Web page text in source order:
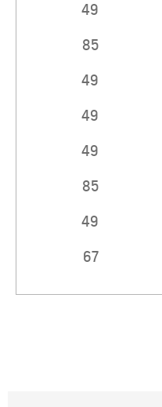
49
85
49
49
49
85
49
67